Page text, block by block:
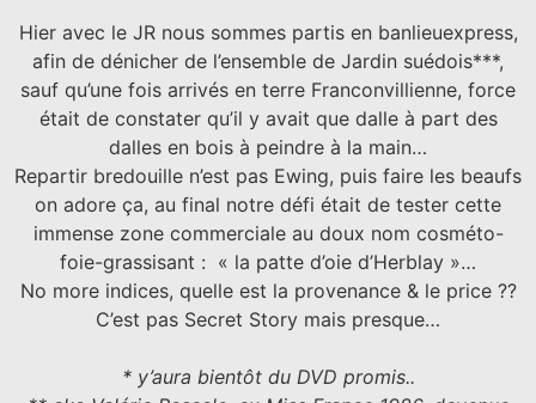
Hier avec le JR nous sommes partis en banlieuexpress,
afin de dénicher de l’ensemble de Jardin suédois***,
sauf qu’une fois arrivés en terre Franconvillienne, force
était de constater qu’il y avait que dalle à part des
dalles en bois à peindre à la main…
Repartir bredouille n’est pas Ewing, puis faire les beaufs
on adore ça, au final notre défi était de tester cette
immense zone commerciale au doux nom cosméto-
foie-grassisant : « la patte d’oie d’Herblay »…
No more indices, quelle est la provenance & le price ??
C’est pas Secret Story mais presque…
* y’aura bientôt du DVD promis..